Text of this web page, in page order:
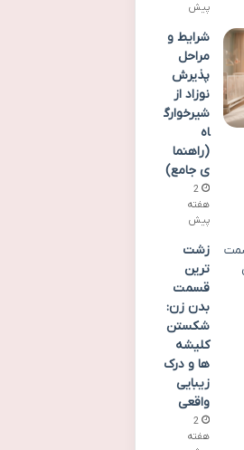
پیش
شرایط و
مراحل
پذیرش
نوزاد از
شیرخوارگ
اه
(راهنما
ی جامع)
2
هفته
پیش
زشت
ترین
قسمت
بدن زن:
شکستن
کلیشه
ها و درک
زیبایی
واقعی
2
هفته